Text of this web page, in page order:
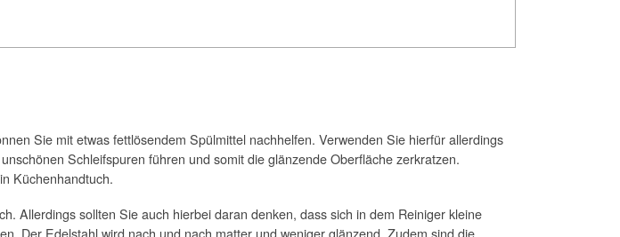
Sie mit etwas fettlösendem Spülmittel nachhelfen. Verwenden Sie hierfür allerdings
Schleifspuren führen und somit die glänzende Oberfläche zerkratzen.
Küchenhandtuch.
Allerdings sollten Sie auch hierbei daran denken, dass sich in dem Reiniger kleine
Der Edelstahl wird nach und nach matter und weniger glänzend. Zudem sind die